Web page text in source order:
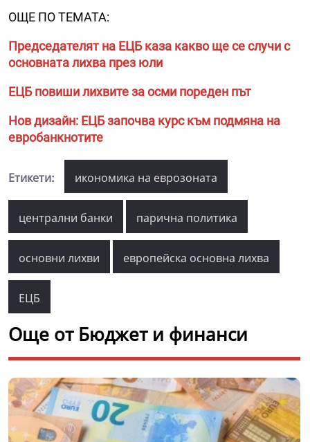
ОЩЕ ПО ТЕМАТА:
Председателят на ЕЦБ каза какво ще се случи с
основната лихва през юли
ЕЦБ повиши лихвите за осми пореден път
Нов дизайн: ЕЦБ започва курс към подмяна на
евробанкнотите
Етикети: икономика на еврозоната
централни банки парична политика
основни лихви европейска основна лихва
ЕЦБ
Още от Бюджет и финанси